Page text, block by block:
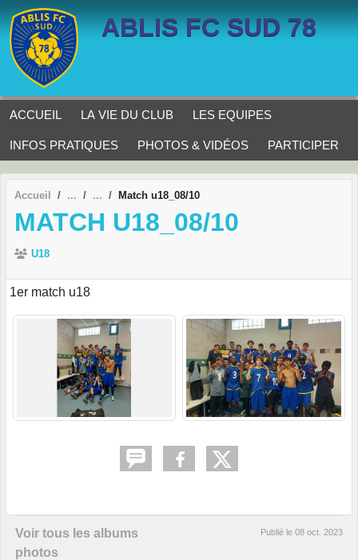
ABLIS FC SUD 78
ACCUEIL LA VIE DU CLUB LES EQUIPES
INFOS PRATIQUES PHOTOS & VIDÉOS PARTICIPER
Accueil Match u18_08/10
MATCH U18_08/10
U18
1er match u18
Voir tous les albums
photos
Publié le 08 oct. 2023
Panneau de gestion des cookies